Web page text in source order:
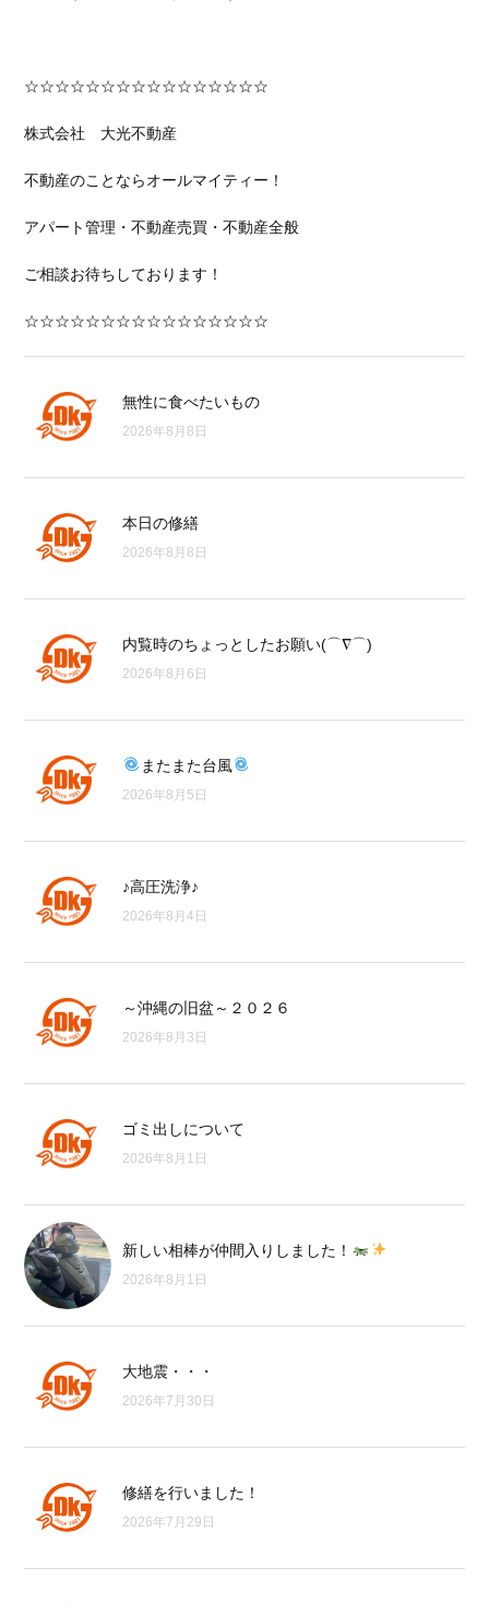
☆☆☆☆☆☆☆☆☆☆☆☆☆☆☆☆
株式会社 大光不動産
不動産のことならオールマイティー！
アパート管理・不動産売買・不動産全般
ご相談お待ちしております！
☆☆☆☆☆☆☆☆☆☆☆☆☆☆☆☆
無性に食べたいもの
2026年8月8日
本日の修繕
2026年8月8日
内覧時のちょっとしたお願い(⌒∇⌒)
2026年8月6日
またまた台風
2026年8月5日
♪高圧洗浄♪
2026年8月4日
～沖縄の旧盆～２０２６
2026年8月3日
ゴミ出しについて
2026年8月1日
新しい相棒が仲間入りしました！
2026年8月1日
大地震・・・
2026年7月30日
修繕を行いました！
2026年7月29日